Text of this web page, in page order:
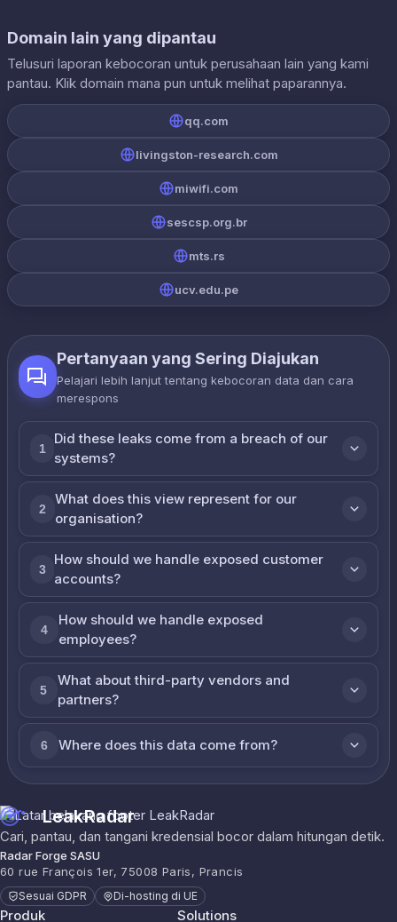
Domain lain yang dipantau
Telusuri laporan kebocoran untuk perusahaan lain yang kami
pantau. Klik domain mana pun untuk melihat paparannya.
qq.com
livingston-research.com
miwifi.com
sescsp.org.br
mts.rs
ucv.edu.pe
Pertanyaan yang Sering Diajukan
Pelajari lebih lanjut tentang kebocoran data dan cara
merespons
1
Did these leaks come from a breach of our
systems?
2
What does this view represent for our
organisation?
3
How should we handle exposed customer
accounts?
4
How should we handle exposed
employees?
5
What about third-party vendors and
partners?
6 Where does this data come from?
LeakRadar
Cari, pantau, dan tangani kredensial bocor dalam hitungan detik.
Radar Forge SASU
60 rue François 1er, 75008 Paris, Prancis
Sesuai GDPR Di-hosting di UE
Produk Solutions